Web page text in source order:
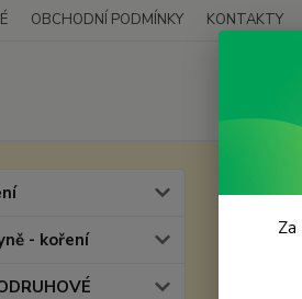
OBCHODNÍ PODMÍNKY KONTAKTY
- koření